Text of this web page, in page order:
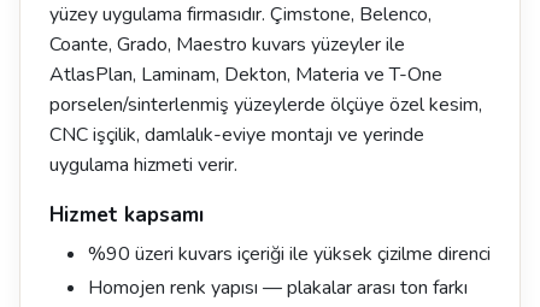
yüzey uygulama firmasıdır. Çimstone, Belenco,
Coante, Grado, Maestro kuvars yüzeyler ile
AtlasPlan, Laminam, Dekton, Materia ve T-One
porselen/sinterlenmiş yüzeylerde ölçüye özel kesim,
CNC işçilik, damlalık-eviye montajı ve yerinde
uygulama hizmeti verir.
Hizmet kapsamı
%90 üzeri kuvars içeriği ile yüksek çizilme direnci
Homojen renk yapısı — plakalar arası ton farkı